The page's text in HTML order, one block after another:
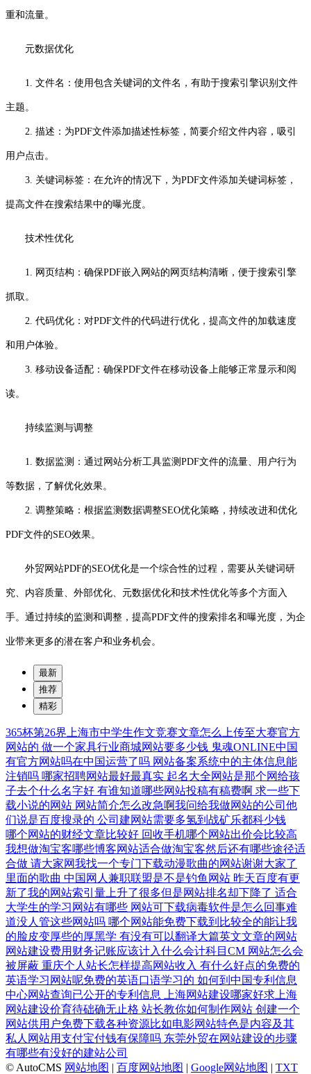
重和流量。
元数据优化
1. 文件名：使用包含关键词的文件名，有助于搜索引擎识别文件
主题。
2. 描述：为PDF文件添加描述性标签，简要介绍文件内容，吸引
用户点击。
3. 关键词标签：在允许的情况下，为PDF文件添加关键词标签，
提高文件在搜索结果中的曝光度。
技术性优化
1. 网页结构：确保PDF嵌入网站的网页结构清晰，便于搜索引擎
抓取。
2. 代码优化：对PDF文件的代码进行优化，提高文件的加载速度
和用户体验。
3. 移动设备适配：确保PDF文件在移动设备上能够正常显示和阅
读。
持续监测与调整
1. 数据监测：通过网站分析工具监测PDF文件的流量、用户行为
等数据，了解优化效果。
2. 调整策略：根据监测数据调整SEO优化策略，持续改进和优化
PDF文件的SEO效果。
外贸网站PDF的SEO优化是一个综合性的过程，需要从关键词研
究、内容质量、外部优化、元数据优化和技术性优化等多个方面入
手。通过持续的监测和调整，提高PDF文件的搜索排名和曝光度，为企
业带来更多的潜在客户和业务机会。
最新
推荐
精彩
365杯第26界上海市中学生作文竞赛文章怎么上传至大赛官方
网站的 做一个家具行业商城网站要多少钱 鬼魂ONLINE中国
有官方网站吗在中国运营了吗 网站备案系统中的主体信息能
注销吗 哪家招聘网站最好最真实 起名大全网站是那个网给孩
子去个什么名字好 有谁知道哪些网站投稿有稿费啊 求一些下
载小说的网站 网站简介怎么改急啊我问给我做网站的公司他
们说是百度搜录的 公司建网站需要多氢到战矿乐都科少钱
哪个网站的财经文章比较好 回收手机哪个网站出价会比较高
我想做淘宝客哪些博客网站适合做淘宝客然后还有哪些途径适
合做 请大家网我找一个专门下载动漫歌曲的网站谢谢大家了
里面的歌曲 中国网人兼职联盟是不是钓鱼网站 昨天百度有更
新了我的网站索引量上升了很多但是网站排名却下降了 适合
大学生的学习网站有哪些 网站可下载病毒软件是怎么回事难
道没人管这些网站吗 哪个网站能免费下载到比较全的能让我
的脸皮变厚些的厚黑学 有没有可以翻译大篇英文文章的网站
网站建设费用财务记账应该计入什么会计科目CM 网站怎么会
被屏蔽 重庆个人站长怎样提高网站收入 有什么好点的免费的
英语学习网站呢免费的英语口语学习的 如何到中国专利信息
中心网站查询已公开的专利信息
上海网站建设哪家好求上海
网站建设价育待础确无止格 站长教你如何制作网站 创建一个
网站供用户免费下载各种资源比如电影网站特色是内容及其
私人网站用支付宝付钱有保障吗 东莞外贸在网站建设的步骤
有哪些有没好的建站公司
© AutoCMS 网站地图 | 百度网站地图 | Google网站地图 | TXT